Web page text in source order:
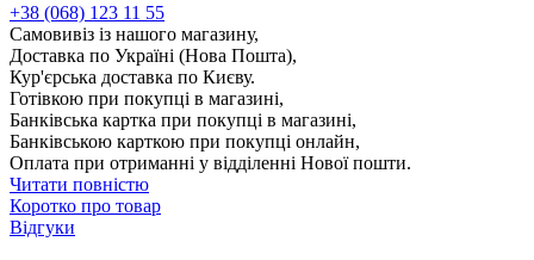
+38 (068) 123 11 55
Самовивіз із нашого магазину,
Доставка по Україні (Нова Пошта),
Кур'єрська доставка по Києву.
Готівкою при покупці в магазині,
Банківська картка при покупці в магазині,
Банківською карткою при покупці онлайн,
Оплата при отриманні у відділенні Нової пошти.
Читати повністю
Коротко про товар
Відгуки